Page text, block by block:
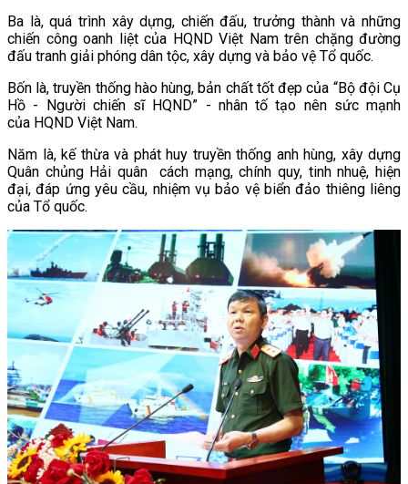
Ba là, quá trình xây dựng, chiến đấu, trưởng thành và những
chiến công oanh liệt của HQND Việt Nam trên chặng đường
đấu tranh giải phóng dân tộc, xây dựng và bảo vệ Tổ quốc.
Bốn là, truyền thống hào hùng, bản chất tốt đẹp của “Bộ đội Cụ
Hồ - Người chiến sĩ HQND” - nhân tố tạo nên sức mạnh
của HQND Việt Nam.
Năm là, kế thừa và phát huy truyền thống anh hùng, xây dựng
Quân chủng Hải quân cách mạng, chính quy, tinh nhuệ, hiện
đại, đáp ứng yêu cầu, nhiệm vụ bảo vệ biển đảo thiêng liêng
của Tổ quốc.